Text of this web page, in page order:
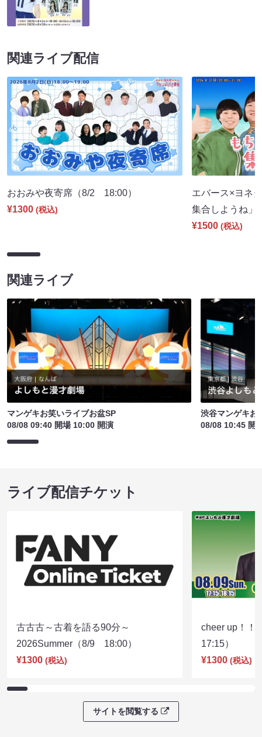
関連ライブ配信
おおみや夜寄席（8/2 18:00）
¥1300 (税込)
エバース×ヨネ
集合しようね
¥1500 (税込)
関連ライブ
マンゲキお笑いライブお盆SP
08/08 09:40 開場 10:00 開演
渋谷マンゲキ
08/08 10:45 開
ライブ配信チケット
古古古～古着を語る90分～
2026Summer（8/9 18:00）
¥1300 (税込)
cheer up！
17:15）
¥1300 (税込)
サイトを閲覧する